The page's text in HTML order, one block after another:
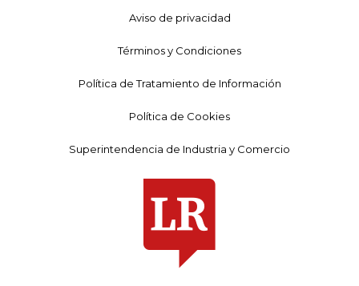
Aviso de privacidad
Términos y Condiciones
Política de Tratamiento de Información
Política de Cookies
Superintendencia de Industria y Comercio